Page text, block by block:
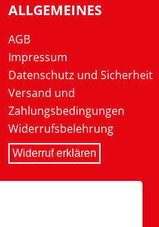
ALLGEMEINES
AGB
Impressum
Datenschutz und Sicherheit
Versand und
Zahlungsbedingungen
Widerrufsbelehrung
Widerruf erklären